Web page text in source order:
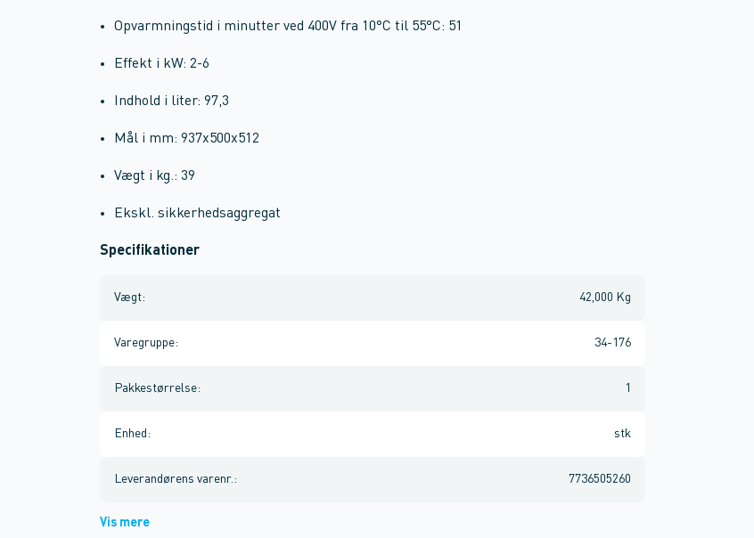
Opvarmningstid i minutter ved 400V fra 10°C til 55°C: 51
Effekt i kW: 2-6
Indhold i liter: 97,3
Mål i mm: 937x500x512
Vægt i kg.: 39
Ekskl. sikkerhedsaggregat
Specifikationer
Vægt: 42,000 Kg
Varegruppe: 34-176
Pakkestørrelse: 1
Enhed : stk
Leverandørens varenr. : 7736505260
Vis mere